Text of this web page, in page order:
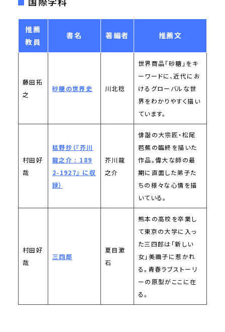
推薦
教員
書名 著編者 推薦文
藤田拓
之
砂糖の世界史 川北稔
世界商品「砂糖」をキ
ーワードに、近代にお
けるグローバルな世
界をわかりやすく描い
ています。
村田好
哉
枯野抄（『芥川
龍之介 : 189
2-1927』 に収
録）
芥川龍
之介
俳諧の大宗匠・松尾
芭蕉の臨終を描いた
作品。偉大な師の最
期に直面した弟子た
ちの様々な心情を描
いている。
村田好
哉
三四郎
夏目漱
石
熊本の高校を卒業し
て東京の大学に入っ
た三四郎は「新しい
女」美禰子に惹かれ
る。青春ラブストーリ
ーの原型がここに在
る。